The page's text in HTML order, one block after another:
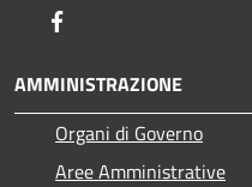
AMMINISTRAZIONE
Organi di Governo
Aree Amministrative